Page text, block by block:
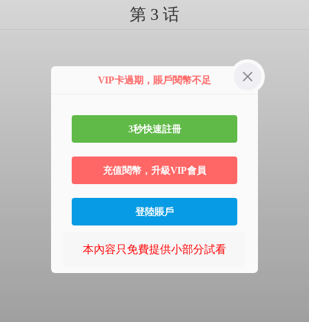
第 3 话
VIP卡過期，賬戶閱幣不足
3秒快速註冊
充值閱幣，升級VIP會員
登陸賬戶
本內容只免費提供小部分試看